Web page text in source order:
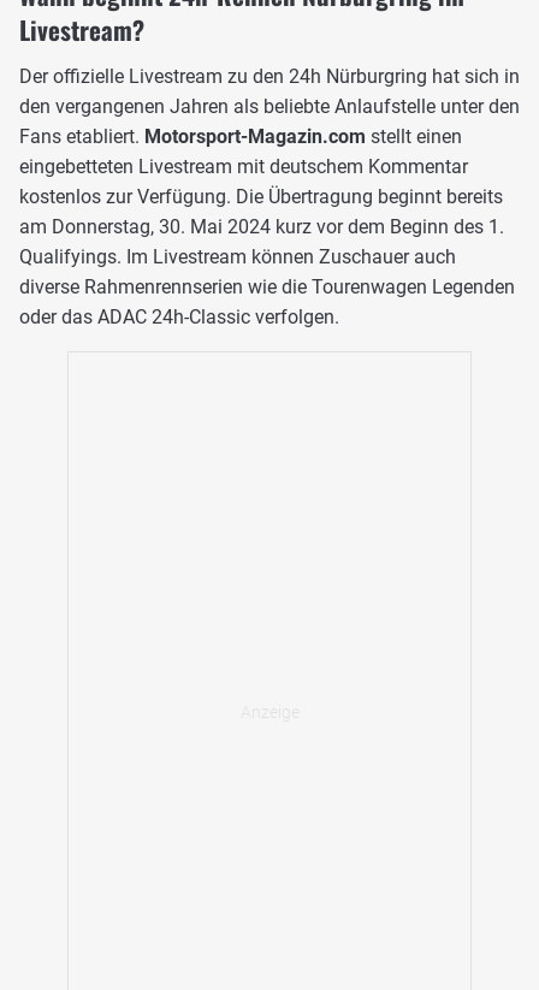
Livestream?
Der offizielle Livestream zu den 24h Nürburgring hat sich in
den vergangenen Jahren als beliebte Anlaufstelle unter den
Fans etabliert. Motorsport-Magazin.com stellt einen
eingebetteten Livestream mit deutschem Kommentar
kostenlos zur Verfügung. Die Übertragung beginnt bereits
am Donnerstag, 30. Mai 2024 kurz vor dem Beginn des 1.
Qualifyings. Im Livestream können Zuschauer auch
diverse Rahmenrennserien wie die Tourenwagen Legenden
oder das ADAC 24h-Classic verfolgen.